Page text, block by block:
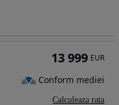
13 999 EUR
Conform mediei
Calculeaza rata